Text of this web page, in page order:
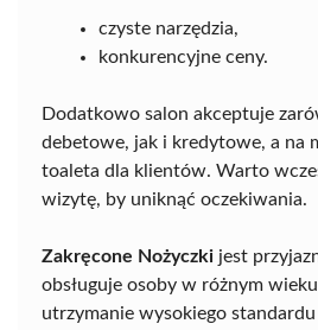
czyste narzędzia,
konkurencyjne ceny.
Dodatkowo salon akceptuje
debetowe, jak i kredytowe, a na
toaleta dla klientów. Warto
wizytę, by uniknąć oczekiwania.
Zakręcone Nożyczki jest
obsługuje osoby w różnym
utrzymanie wysokiego